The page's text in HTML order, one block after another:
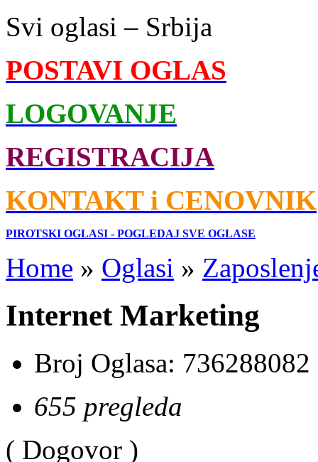
Svi oglasi – Srbija
POSTAVI OGLAS
LOGOVANJE
REGISTRACIJA
KONTAKT i CENOVNIK
PIROTSKI OGLASI - POGLEDAJ SVE OGLASE
Home » Oglasi »
Internet Marketing
Broj Oglasa: 736288082
655 pregleda
( Dogovor )